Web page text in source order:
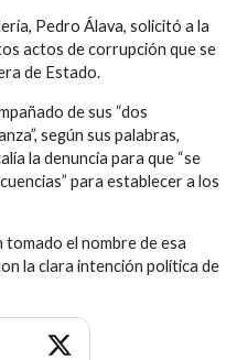
Pedro Álava, solicitó a la
actos de corrupción que se
de Estado.
de sus “dos
según sus palabras,
la denuncia para que “se
para establecer a los
tomado el nombre de esa
la clara intención política de